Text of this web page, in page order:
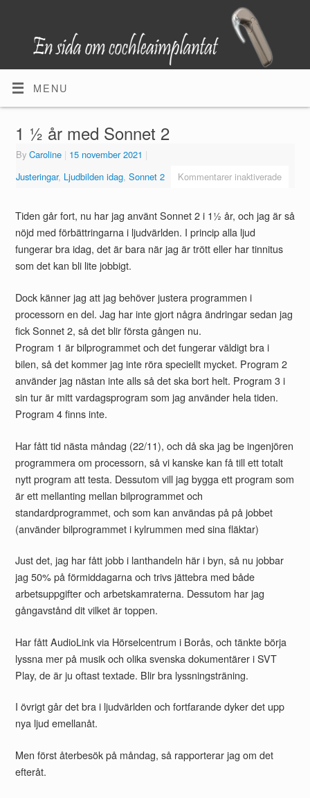
MENU
1 ½ år med Sonnet 2
By Caroline | 15 november 2021 |
Justeringar, Ljudbilden idag, Sonnet 2 Kommentarer inaktiverade
Tiden går fort, nu har jag använt Sonnet 2 i 1½ år, och jag är så
nöjd med förbättringarna i ljudvärlden. I princip alla ljud
fungerar bra idag, det är bara när jag är trött eller har tinnitus
som det kan bli lite jobbigt.
Dock känner jag att jag behöver justera programmen i
processorn en del. Jag har inte gjort några ändringar sedan jag
fick Sonnet 2, så det blir första gången nu.
Program 1 är bilprogrammet och det fungerar väldigt bra i
bilen, så det kommer jag inte röra speciellt mycket. Program 2
använder jag nästan inte alls så det ska bort helt. Program 3 i
sin tur är mitt vardagsprogram som jag använder hela tiden.
Program 4 finns inte.
Har fått tid nästa måndag (22/11), och då ska jag be ingenjören
programmera om processorn, så vi kanske kan få till ett totalt
nytt program att testa. Dessutom vill jag bygga ett program som
är ett mellanting mellan bilprogrammet och
standardprogrammet, och som kan användas på på jobbet
(använder bilprogrammet i kylrummen med sina fläktar)
Just det, jag har fått jobb i lanthandeln här i byn, så nu jobbar
jag 50% på förmiddagarna och trivs jättebra med både
arbetsuppgifter och arbetskamraterna. Dessutom har jag
gångavstånd dit vilket är toppen.
Har fått AudioLink via Hörselcentrum i Borås, och tänkte börja
lyssna mer på musik och olika svenska dokumentärer i SVT
Play, de är ju oftast textade. Blir bra lyssningsträning.
I övrigt går det bra i ljudvärlden och fortfarande dyker det upp
nya ljud emellanåt.
Men först återbesök på måndag, så rapporterar jag om det
efteråt.